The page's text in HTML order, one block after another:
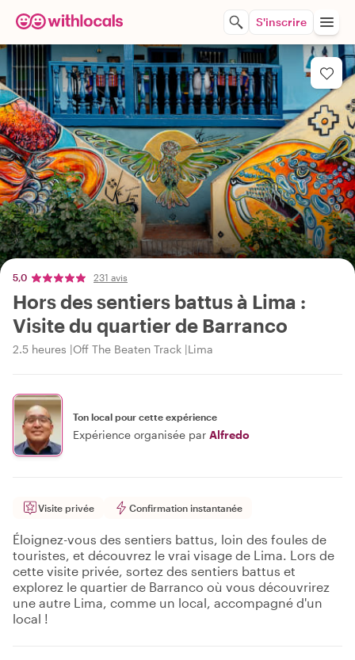
S'inscrire
5,0 231 avis
Hors des sentiers battus à Lima :
Visite du quartier de Barranco
2.5 heures Off The Beaten Track Lima
Ton local pour cette expérience
Expérience organisée par Alfredo
Visite privée Confirmation instantanée
Éloignez-vous des sentiers battus, loin des foules de
touristes, et découvrez le vrai visage de Lima. Lors de
cette visite privée, sortez des sentiers battus et
explorez le quartier de Barranco où vous découvrirez
une autre Lima, comme un local, accompagné d'un
local !